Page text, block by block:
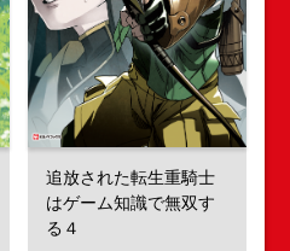
追放された転生重騎士
はゲーム知識で無双す
る４